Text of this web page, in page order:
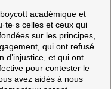
académique et
celles et ceux qui
sur les principes,
qui ont refusé
d’injustice, et qui ont
pour contester le
avez aidés à nous